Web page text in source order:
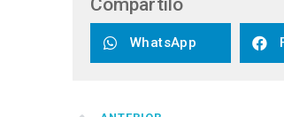
WhatsApp